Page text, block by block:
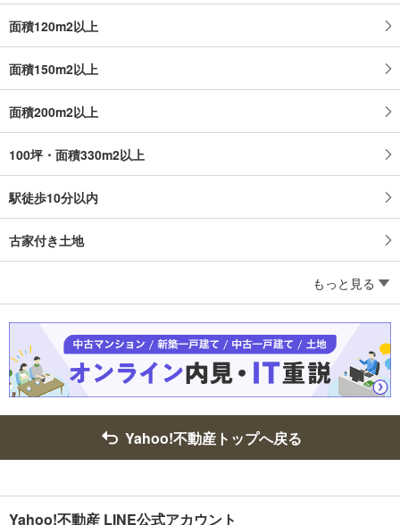
面積120m2以上
面積150m2以上
面積200m2以上
100坪・面積330m2以上
駅徒歩10分以内
古家付き土地
もっと見る
Yahoo!不動産トップへ戻る
Yahoo!不動産 LINE公式アカウント